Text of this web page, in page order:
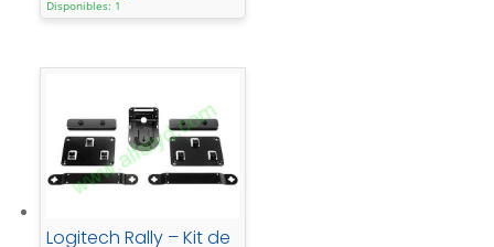
Disponibles: 1
Logitech Rally – Kit de